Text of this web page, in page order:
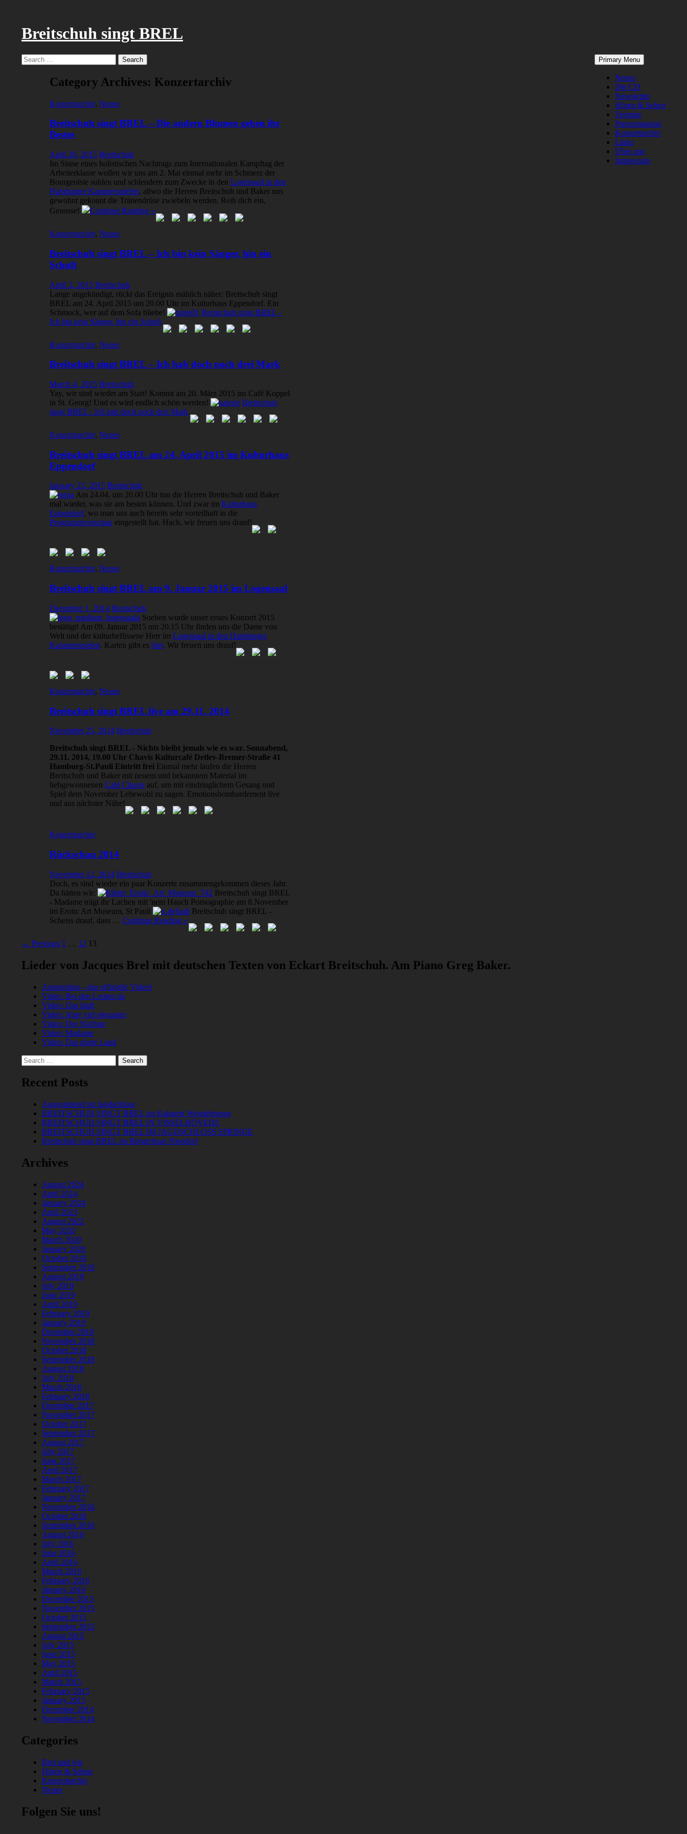
Breitschuh singt BREL
Search Primary Menu
to
Neues
Die CD
Newsletter
Hören & Sehen
Termine
Pressematerial
Konzertarchiv
Links
Über uns
Impressum
Search
for:
Category Archives: Konzertarchiv
Konzertarchiv, Neues
Breitschuh singt BREL – Die andern Blumen geben ihr
Bestes
April 26, 2015 Breitschuh
Im Sinne eines holistischen Nachtrags zum Internationalen Kampftag der
Arbeiterklasse wollen wir uns am 2. Mai einmal mehr im Schmerz der
Bourgeoisie suhlen und schlendern zum Zwecke in den Logensaal in den
Hamburger Kammerspielen, allwo die Herren Breitschuh und Baker uns
gewohnt gekonnt die Tränendrüse zwiebeln werden. Reih dich ein,
Genosse!
Continue Reading ››
Konzertarchiv, Neues
Breitschuh singt BREL – Ich bin kein Sänger, bin ein
Schuft
April 2, 2015 Breitschuh
Lange angekündigt, rückt das Ereignis mählich näher: Breitschuh singt
BREL am 24. April 2015 um 20.00 Uhr im Kulturhaus Eppendorf. Ein
Schmock, wer auf dem Sofa bliebe!
Breitschuh singt BREL -
Ich bin kein Sänger, bin ein Schuft.
Konzertarchiv, Neues
Breitschuh singt BREL – Ich hab doch noch drei Mark
March 4, 2015 Breitschuh
Yay, wir sind wieder am Start! Kommt am 20. März 2015 ins Café Koppel
in St. Georg! Und es wird endlich schön werden!
Breitschuh
singt BREL - Ich hab doch noch drei Mark.
Konzertarchiv, Neues
Breitschuh singt BREL am 24. April 2015 im Kulturhaus
Eppendorf
January 23, 2015 Breitschuh
Am 24.04. um 20.00 Uhr tun die Herren Breitschuh und Baker
mal wieder, was sie am besten können. Und zwar im Kulturhaus
Eppendorf, wo man uns auch bereits sehr vorteilhaft in die
Programmvorschau eingestellt hat. Hach, wir freuen uns drauf!
Konzertarchiv, Neues
Breitschuh singt BREL am 9. Januar 2015 im Logensaal
December 1, 2014 Breitschuh
Soeben wurde unser erstes Konzert 2015
bestätigt! Am 09. Januar 2015 um 20.15 Uhr finden uns die Dame von
Welt und der kulturbeflissene Herr im Logensaal in den Hamburger
Kammerspielen. Karten gibt es hier. Wir freuen uns drauf!
Konzertarchiv, Neues
Breitschuh singt BREL live am 29.11. 2014
November 25, 2014 Breitschuh
Breitschuh singt BREL - Nichts bleibt jemals wie es war. Sonnabend,
29.11. 2014, 19.00 Uhr Chavis Kulturcafé Detlev-Bremer-Straße 41
Hamburg-St.Pauli Eintritt frei Einmal mehr laufen die Herren
Breitschuh und Baker mit neuem und bekanntem Material im
liebgewonnenen Café Chavis auf, um mit eindringlichem Gesang und
Spiel dem November Lebewohl zu sagen. Emotionsbombardement live
und aus nächster Nähe!
Konzertarchiv
Rückschau 2014
November 12, 2014 Breitschuh
Doch, es sind wieder ein paar Konzerte zusammengekommen dieses Jahr.
Da hätten wir:
Breitschuh singt BREL
- Madame trägt ihr Lachen mit 'nem Hauch Pornographie am 8.November
im Erotic Art Museum, St Pauli
Breitschuh singt BREL -
Scheiss drauf, dass … Continue Reading ››
Posts
← Previous 1 … 12 13
Lieder von Jacques Brel mit deutschen Texten von Eckart Breitschuh. Am Piano Greg Baker.
Amsterdam – das offizielle Video!
Video: Bei den Leuten da
Video: Das läuft
Video: Aber viel eleganter
Video: Der Nächste
Video: Madame
Video: Das platte Land
Search
for:
Recent Posts
Augustabend im Jagdschloss
BREITSCHUH SINGT BREL im Kabarett Wendeltreppe
BREITSCHUH SINGT BREL IN VISSELHÖVEDE
BREITSCHUH SINGT BREL IM JAGDSCHLOSS SPRINGE
Breitschuh singt BREL im Bürgerhaus Niendorf
Archives
August 2024
April 2024
January 2024
April 2023
August 2022
May 2020
March 2020
January 2020
October 2019
September 2019
August 2019
July 2019
June 2019
April 2019
February 2019
January 2019
December 2018
November 2018
October 2018
September 2018
August 2018
July 2018
March 2018
February 2018
December 2017
November 2017
October 2017
September 2017
August 2017
July 2017
June 2017
April 2017
March 2017
February 2017
January 2017
November 2016
October 2016
September 2016
August 2016
July 2016
June 2016
April 2016
March 2016
February 2016
January 2016
December 2015
November 2015
October 2015
September 2015
August 2015
July 2015
June 2015
May 2015
April 2015
March 2015
February 2015
January 2015
December 2014
November 2014
Categories
Brel und wir
Hören & Sehen
Konzertarchiv
Neues
Folgen Sie uns!